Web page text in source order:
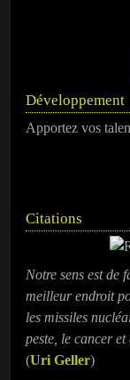
Développement
Apportez vos
Citations
Notre sens est de
meilleur endroit
les missiles
peste, le cancer
(Uri Geller)